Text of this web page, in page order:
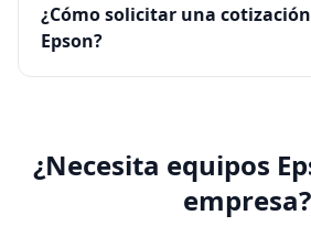
¿Cómo solicitar una
Epson?
¿Necesita equipos
empresa?